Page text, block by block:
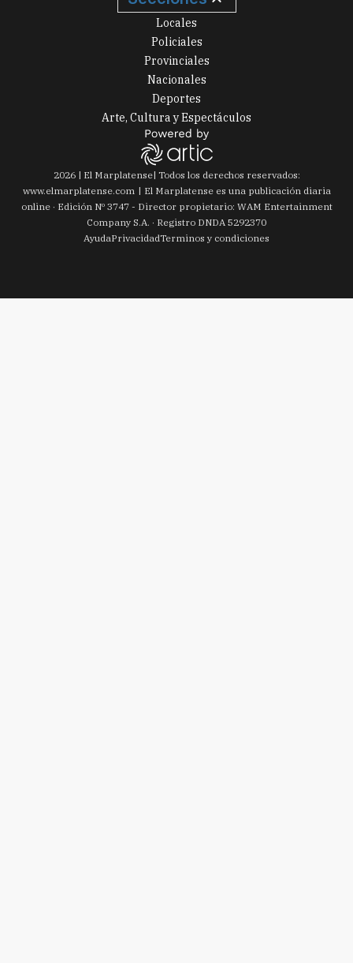
Locales
Policiales
Provinciales
Nacionales
Deportes
Arte, Cultura y Espectáculos
2026| El Marplatense| Todos los derechos reservados:
www.elmarplatense.com
El Marplatense es una publicación diaria
online · Edición Nº 3747- Director propietario: WAM Entertainment
Company S.A. · Registro DNDA 5292370
AyudaPrivacidadTerminos y condiciones